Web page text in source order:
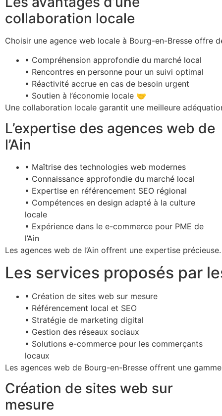
collaboration locale
Choisir une agence web locale à Bourg-en-Bresse offre
• Compréhension approfondie du marché local
• Rencontres en personne pour un suivi optimal
• Réactivité accrue en cas de besoin urgent
• Soutien à l’économie locale 🤝
Une collaboration locale garantit une meilleure
L’expertise des agences web de
l’Ain
• Maîtrise des technologies web modernes
• Connaissance approfondie du marché local
• Expertise en référencement SEO régional
• Compétences en design adapté à la culture
locale
• Expérience dans le e-commerce pour PME de
l’Ain
Les agences web de l’Ain offrent une expertise
Les services proposés par
• Création de sites web sur mesure
• Référencement local et SEO
• Stratégie de marketing digital
• Gestion des réseaux sociaux
• Solutions e-commerce pour les commerçants
locaux
Les agences web de Bourg-en-Bresse offrent une
Création de sites web sur
mesure